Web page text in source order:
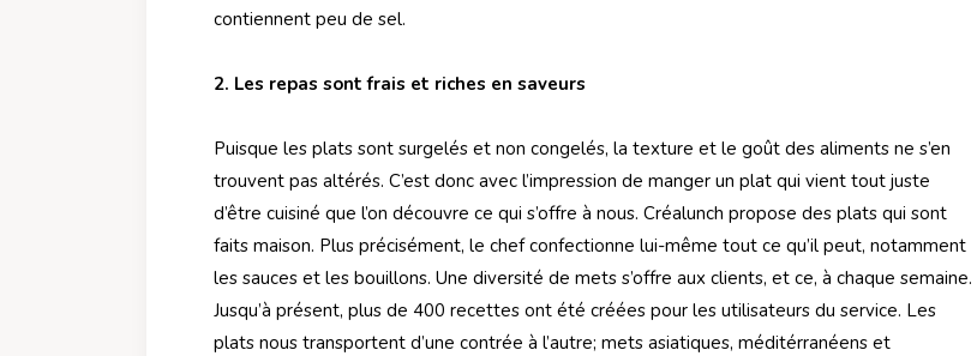
contiennent peu de sel.
2. Les repas sont frais et riches en saveurs
Puisque les plats sont surgelés et non congelés, la texture et le goût des aliments ne s’en
trouvent pas altérés. C’est donc avec l’impression de manger un plat qui vient tout juste
d’être cuisiné que l’on découvre ce qui s’offre à nous. Créalunch propose des plats qui sont
faits maison. Plus précisément, le chef confectionne lui-même tout ce qu’il peut, notamment
les sauces et les bouillons. Une diversité de mets s’offre aux clients, et ce, à chaque semaine.
Jusqu’à présent, plus de 400 recettes ont été créées pour les utilisateurs du service. Les
plats nous transportent d’une contrée à l’autre; mets asiatiques, méditérranéens et